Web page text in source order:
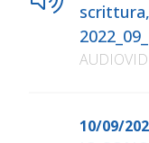
10/09/